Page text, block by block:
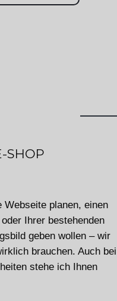
SHOP
Webseite planen, einen
Ihrer bestehenden
geben wollen – wir
brauchen. Auch bei
stehe ich Ihnen